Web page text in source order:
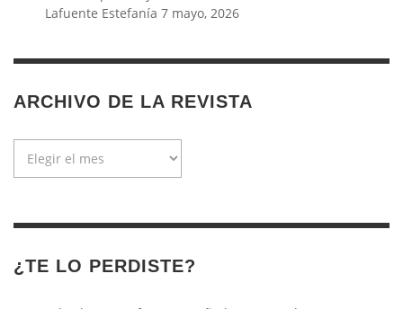
Lafuente Estefanía 7 mayo, 2026
ARCHIVO DE LA REVISTA
¿TE LO PERDISTE?